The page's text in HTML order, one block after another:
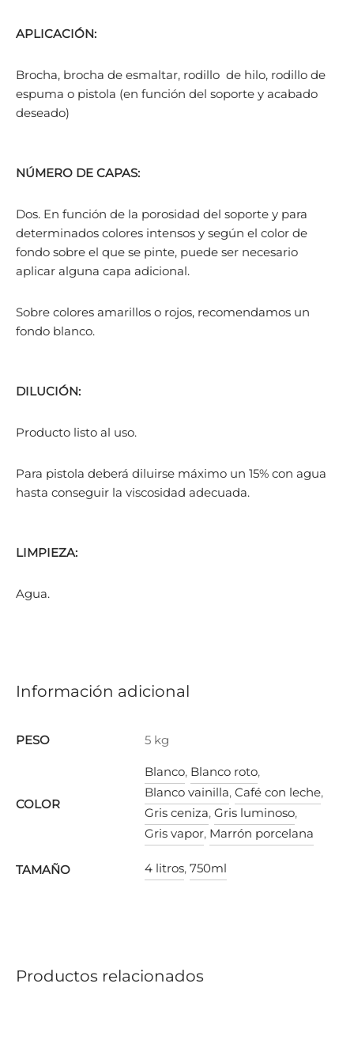
APLICACIÓN:
Brocha, brocha de esmaltar, rodillo de hilo, rodillo de
espuma o pistola (en función del soporte y acabado
deseado)
NÚMERO DE CAPAS:
Dos. En función de la porosidad del soporte y para
determinados colores intensos y según el color de
fondo sobre el que se pinte, puede ser necesario
aplicar alguna capa adicional.
Sobre colores amarillos o rojos, recomendamos un
fondo blanco.
DILUCIÓN:
Producto listo al uso.
Para pistola deberá diluirse máximo un 15% con agua
hasta conseguir la viscosidad adecuada.
LIMPIEZA:
Agua.
Información adicional
PESO 5 kg
COLOR
Blanco, Blanco roto,
Blanco vainilla, Café con leche,
Gris ceniza, Gris luminoso,
Gris vapor, Marrón porcelana
TAMAÑO 4 litros, 750ml
Productos relacionados